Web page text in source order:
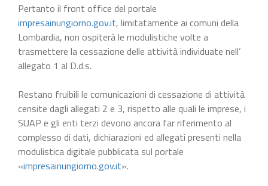
Pertanto il front office del portale
impresainungiorno.gov.it, limitatamente ai comuni della
Lombardia, non ospiterà le modulistiche volte a
trasmettere la cessazione delle attività individuate nell’
allegato 1 al D.d.s.
Restano fruibili le comunicazioni di cessazione di attività
censite dagli allegati 2 e 3, rispetto alle quali le imprese, i
SUAP e gli enti terzi devono ancora far riferimento al
complesso di dati, dichiarazioni ed allegati presenti nella
modulistica digitale pubblicata sul portale
«impresainungiorno.gov.it».